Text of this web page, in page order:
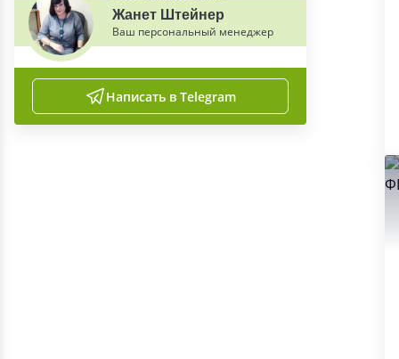
Жанет Штейнер
Ваш персональный менеджер
Написать в Telegram